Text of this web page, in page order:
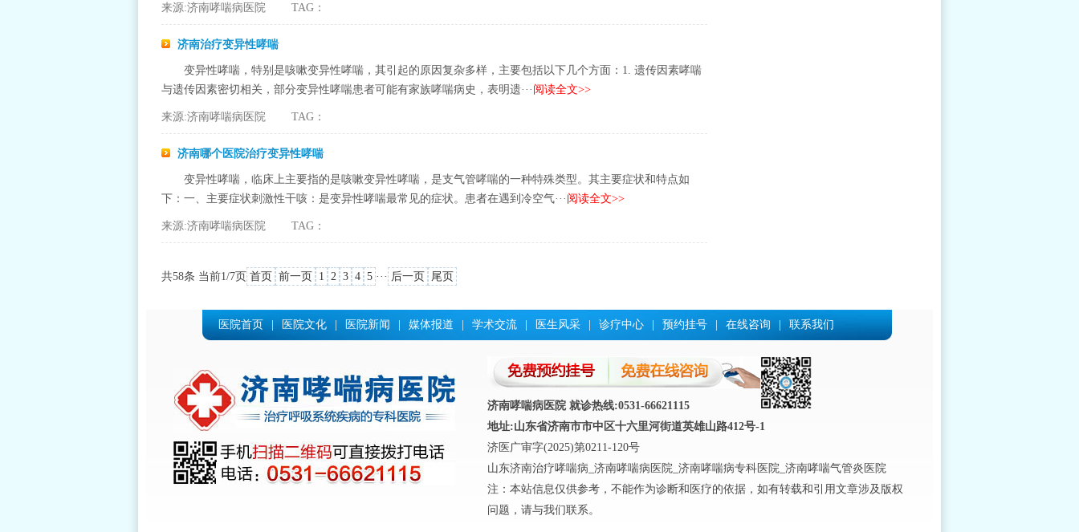
来源:济南哮喘病医院 TAG：
济南治疗变异性哮喘
变异性哮喘，特别是咳嗽变异性哮喘，其引起的原因复杂多样，主要包括以下几个方面：1. 遗传因素哮喘
与遗传因素密切相关，部分变异性哮喘患者可能有家族哮喘病史，表明遗··· 阅读全文>>
来源:济南哮喘病医院 TAG：
济南哪个医院治疗变异性哮喘
变异性哮喘，临床上主要指的是咳嗽变异性哮喘，是支气管哮喘的一种特殊类型。其主要症状和特点如
下：一、主要症状刺激性干咳：是变异性哮喘最常见的症状。患者在遇到冷空气··· 阅读全文>>
来源:济南哮喘病医院 TAG：
共58条 当前1/7页 首页 前一页 1 2 3 4 5 ··· 后一页 尾页
医院首页 医院文化 医院新闻 媒体报道 学术交流 医生风采 诊疗中心 预约挂号 在线咨询 联系我们
济南哮喘病医院 就诊热线:0531-66621115
地址:山东省济南市市中区十六里河街道英雄山路412号-1
济医广审字(2025)第0211-120号
山东济南治疗哮喘病_济南哮喘病医院_济南哮喘病专科医院_济南哮喘气管炎医院
注：本站信息仅供参考，不能作为诊断和医疗的依据，如有转载和引用文章涉及版权
问题，请与我们联系。